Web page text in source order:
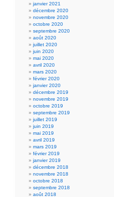
janvier 2021
décembre 2020
novembre 2020
octobre 2020
septembre 2020
août 2020
juillet 2020
juin 2020
mai 2020
avril 2020
mars 2020
février 2020
janvier 2020
décembre 2019
novembre 2019
octobre 2019
septembre 2019
juillet 2019
juin 2019
mai 2019
avril 2019
mars 2019
février 2019
janvier 2019
décembre 2018
novembre 2018
octobre 2018
septembre 2018
août 2018